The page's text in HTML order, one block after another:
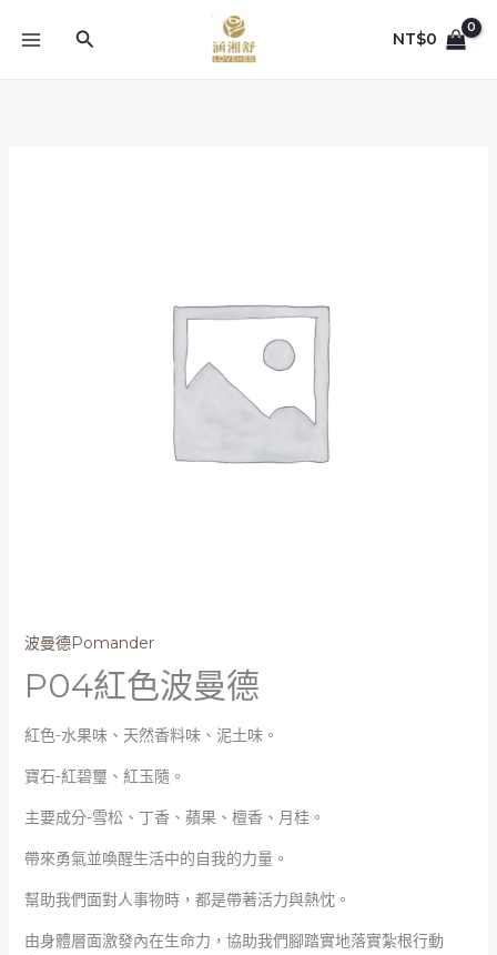
搜
NT$0
波曼德Pomander
P04紅色波曼德
紅色-水果味、天然香料味、泥土味。
寶石-紅碧璽、紅玉隨。
主要成分-雪松、丁香、蘋果、檀香、月桂。
帶來勇氣並喚醒生活中的自我的力量。
幫助我們面對人事物時，都是帶著活力與熱忱。
由身體層面激發內在生命力，協助我們腳踏實地落實紮根行動